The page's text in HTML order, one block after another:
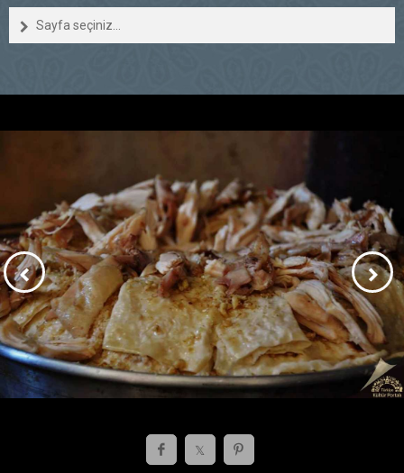
Sayfa seçiniz...